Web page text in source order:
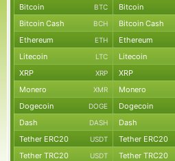
Bitcoin BTC Bitcoin
Bitcoin Cash BCH Bitcoin Cash
Ethereum ETH Ethereum
Litecoin LTC Litecoin
XRP XRP XRP
Monero XMR Monero
Dogecoin DOGE Dogecoin
Dash DASH Dash
Tether ERC20 USDT Tether ERC20
Tether TRC20 USDT Tether TRC20